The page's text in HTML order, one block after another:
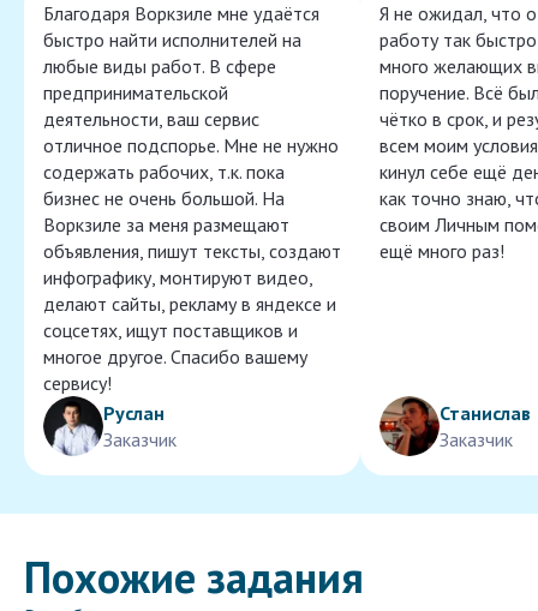
Благодаря Воркзиле мне удаётся
быстро найти исполнителей на
любые виды работ. В сфере
предпринимательской
деятельности, ваш сервис
отличное подспорье. Мне не нужно
содержать рабочих, т.к. пока
бизнес не очень большой. На
Воркзиле за меня размещают
объявления, пишут тексты, создают
инфографику, монтируют видео,
делают сайты, рекламу в яндексе и
соцсетях, ищут поставщиков и
многое другое. Спасибо вашему
сервису!
Руслан
Заказчик
Я не ожидал, что
работу так
много желающих
поручение. Всё
чётко в срок, и
всем моим
кинул себе ещё
как точно знаю,
своим Личным
ещё много раз!
Станислав
Заказчик
Похожие задания